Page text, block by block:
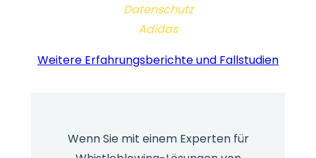
Datenschutz
Adidas
Weitere Erfahrungsberichte und Fallstudien
Wenn Sie mit einem Experten für